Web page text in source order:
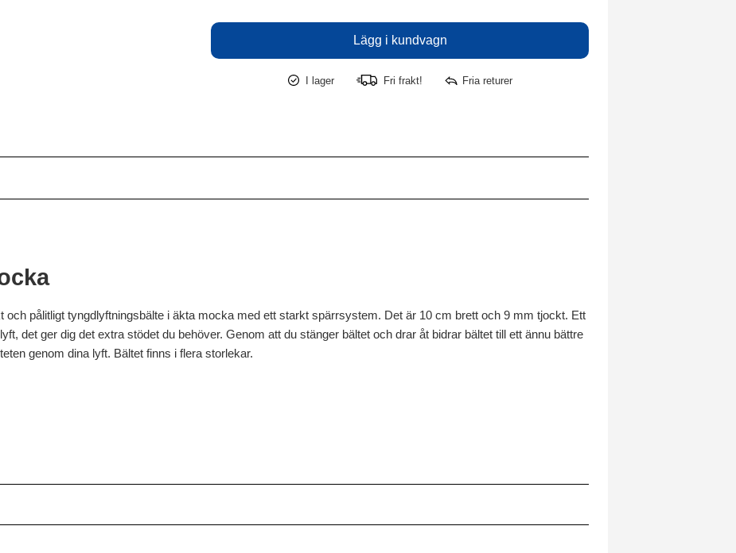
I lager Fri frakt! Fria returer
och pålitligt tyngdlyftningsbälte i äkta mocka med ett starkt spärrsystem. Det är 10 cm brett och 9 mm tjockt. Ett
det ger dig det extra stödet du behöver. Genom att du stänger bältet och drar åt bidrar bältet till ett ännu bättre
genom dina lyft. Bältet finns i flera storlekar.